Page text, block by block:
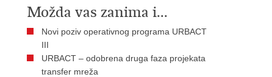
Možda vas zanima i...
Novi poziv operativnog programa URBACT
III
URBACT – odobrena druga faza projekata
transfer mreža